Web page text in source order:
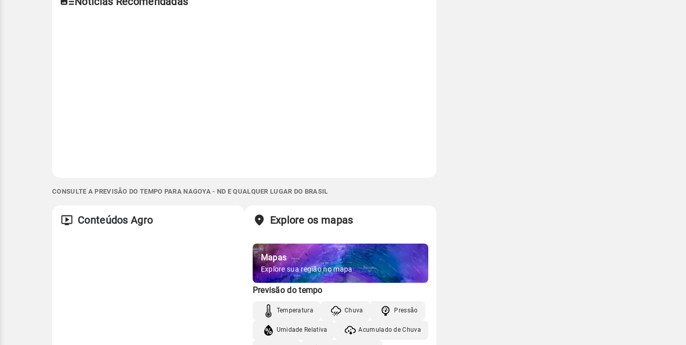
CONSULTE A PREVISÃO DO TEMPO PARA NAGOYA - ND E QUALQUER LUGAR DO BRASIL
Conteúdos Agro Explore os mapas
Mapas
Explore sua região no mapa
Previsão do tempo
Temperatura Chuva Pressão
Umidade Relativa Acumulado de Chuva